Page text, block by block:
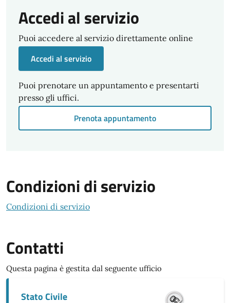
Accedi al servizio
Puoi accedere al servizio direttamente online
Accedi al servizio
Puoi prenotare un appuntamento e presentarti
presso gli uffici.
Prenota appuntamento
Condizioni di servizio
Condizioni di servizio
Contatti
Questa pagina è gestita dal seguente ufficio
Stato Civile